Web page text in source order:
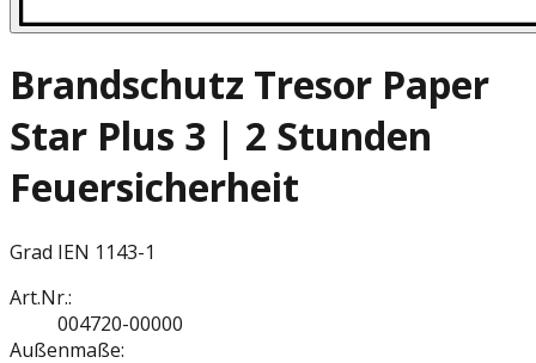
Brandschutz Tresor Paper
Star Plus 3 | 2 Stunden
Feuersicherheit
Grad IEN 1143-1
Art.Nr.:
004720-00000
Außenmaße: